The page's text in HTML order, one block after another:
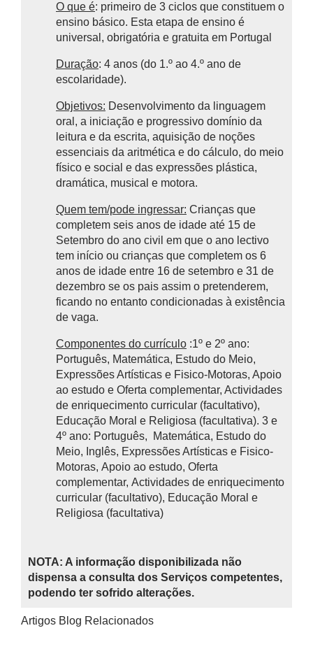
O que é: primeiro de 3 ciclos que constituem o
ensino básico. Esta etapa de ensino é
universal, obrigatória e gratuita em Portugal
Duração: 4 anos (do 1.º ao 4.º ano de
escolaridade).
Objetivos: Desenvolvimento da linguagem
oral, a iniciação e progressivo domínio da
leitura e da escrita, aquisição de noções
essenciais da aritmética e do cálculo, do meio
físico e social e das expressões plástica,
dramática, musical e motora.
Quem tem/pode ingressar: Crianças que
completem seis anos de idade até 15 de
Setembro do ano civil em que o ano lectivo
tem início ou crianças que completem os 6
anos de idade entre 16 de setembro e 31 de
dezembro se os pais assim o pretenderem,
ficando no entanto condicionadas à existência
de vaga.
Componentes do currículo :1º e 2º ano:
Português, Matemática, Estudo do Meio,
Expressões Artísticas e Fisico-Motoras, Apoio
ao estudo e Oferta complementar, Actividades
de enriquecimento curricular (facultativo),
Educação Moral e Religiosa (facultativa). 3 e
4º ano: Português, Matemática, Estudo do
Meio, Inglês, Expressões Artísticas e Fisico-
Motoras, Apoio ao estudo, Oferta
complementar, Actividades de enriquecimento
curricular (facultativo), Educação Moral e
Religiosa (facultativa)
NOTA: A informação disponibilizada não
dispensa a consulta dos Serviços competentes,
podendo ter sofrido alterações.
Artigos Blog Relacionados